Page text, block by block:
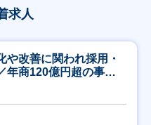
求人
や改善に関われ採用・
年商120億円超の事業